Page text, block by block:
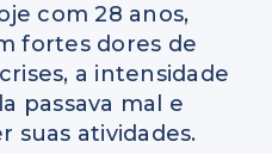
com 28 anos,
fortes dores de
a intensidade
passava mal e
suas atividades.